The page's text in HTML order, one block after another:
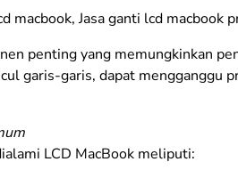
macbook, Jasa ganti lcd
penting yang memungkinkan
garis-garis, dapat mengganggu
LCD MacBook meliputi: